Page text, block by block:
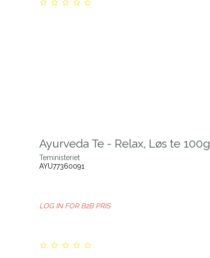
Ayurveda Te - Relax, Løs te 100g
Teministeriet
AYU77360091
LOG IN FOR B2B PRIS